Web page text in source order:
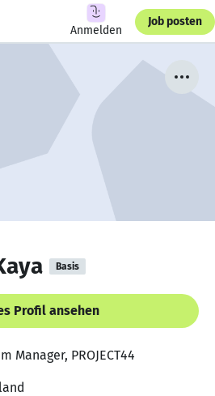
Anmelden
Job posten
Basis
Profil ansehen
Manager, PROJECT44